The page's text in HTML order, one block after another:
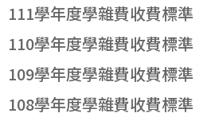
111學年度學雜費收費標準
110學年度學雜費收費標準
109學年度學雜費收費標準
108學年度學雜費收費標準